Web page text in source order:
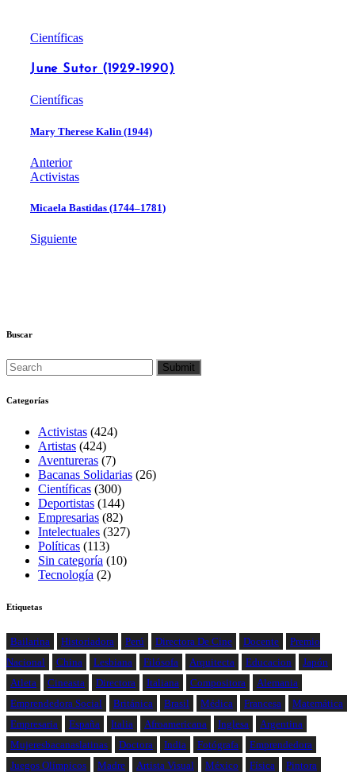
Científicas
June Sutor (1929-1990)
Científicas
Mary Therese Kalin (1944)
Anterior
Activistas
Micaela Bastidas (1744–1781)
Siguiente
Buscar
Categorías
Activistas (424)
Artistas (424)
Aventureras (7)
Bacanas Solidarias (26)
Científicas (300)
Deportistas (144)
Empresarias (82)
Intelectuales (327)
Políticas (113)
Sin categoría (10)
Tecnología (2)
Etiquetas
Bailarina Historiadora Perú Directora De Cine Docente
Premio
Nacional
China Lesbiana Filósofa Arquitecta Educacion
Japón
Atleta
Cineasta Directora Italiana Compositora
Alemania
Emprendedora Social
Británica Brasil Médica Francesa
Matemática
Empresaria
España Italia Afroamericana Inglesa
Argentina
Mujeresbacanaslatinas
Doctora India Fotógrafa
Emprendedora
Juegos Olímpicos
Madre Artista Visual México Física Pintora